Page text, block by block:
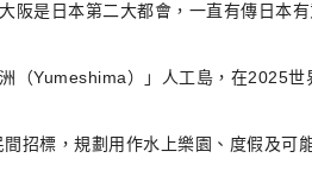
阪是日本第二大都會，一直有傳日本
（Yumeshima）」人工島，在2025世
招標，規劃用作水上樂園、度假及可